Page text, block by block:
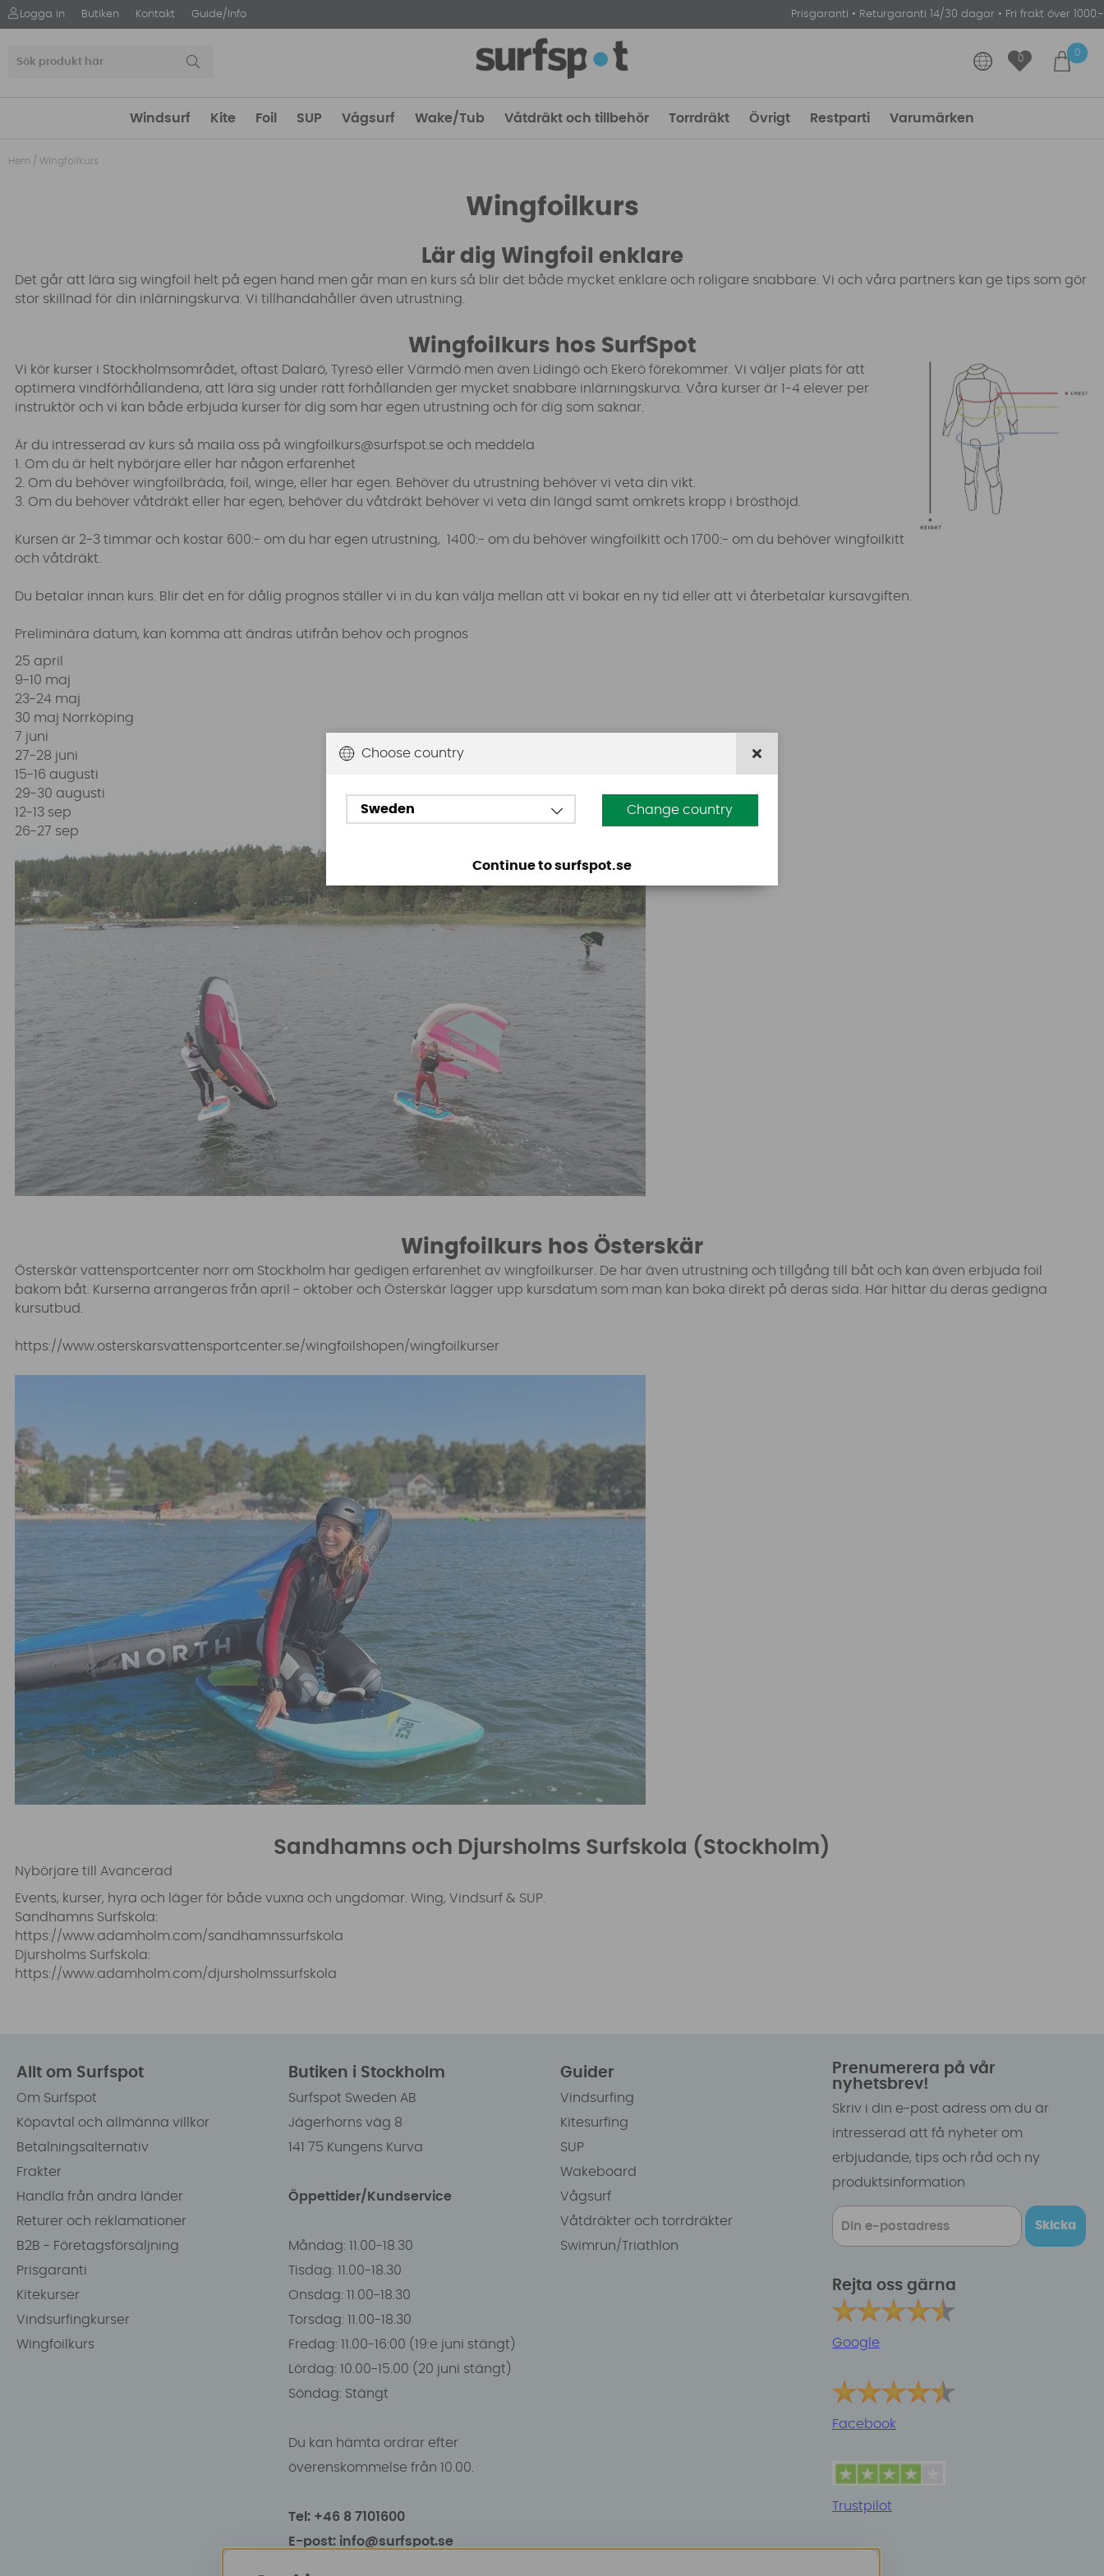
Logga in Butiken Kontakt Guide/Info Prisgaranti • Returgaranti 14/30 dagar • Fri frakt över 1000:-
0
0
Windsurf Kite Foil SUP Vågsurf Wake/Tub Våtdräkt och tillbehör Torrdräkt Övrigt Restparti Varumärken
Hem / Wingfoilkurs
Wingfoilkurs
Lär dig Wingfoil enklare
Det går att lära sig wingfoil helt på egen hand men går man en kurs så blir det både mycket enklare och roligare snabbare. Vi och våra partners kan ge tips som gör
stor skillnad för din inlärningskurva. Vi tillhandahåller även utrustning.
Wingfoilkurs hos SurfSpot
Vi kör kurser i Stockholmsområdet, oftast Dalarö, Tyresö eller Värmdö men även Lidingö och Ekerö förekommer. Vi väljer plats för att
optimera vindförhållandena, att lära sig under rätt förhållanden ger mycket snabbare inlärningskurva. Våra kurser är 1-4 elever per
instruktör och vi kan både erbjuda kurser för dig som har egen utrustning och för dig som saknar.
Är du intresserad av kurs så maila oss på wingfoilkurs@surfspot.se och meddela
1. Om du är helt nybörjare eller har någon erfarenhet
2. Om du behöver wingfoilbräda, foil, winge, eller har egen. Behöver du utrustning behöver vi veta din vikt.
3. Om du behöver våtdräkt eller har egen, behöver du våtdräkt behöver vi veta din längd samt omkrets kropp i brösthöjd.
Kursen är 2-3 timmar och kostar 600:- om du har egen utrustning, 1400:- om du behöver wingfoilkitt och 1700:- om du behöver wingfoilkitt
och våtdräkt.
Du betalar innan kurs. Blir det en för dålig prognos ställer vi in du kan välja mellan att vi bokar en ny tid eller att vi återbetalar kursavgiften.
Preliminära datum, kan komma att ändras utifrån behov och prognos
25 april
9-10 maj
23-24 maj
30 maj Norrköping
7 juni
27-28 juni
15-16 augusti
29-30 augusti
12-13 sep
26-27 sep
Wingfoilkurs hos Österskär
Österskär vattensportcenter norr om Stockholm har gedigen erfarenhet av wingfoilkurser. De har även utrustning och tillgång till båt och kan även erbjuda foil
bakom båt.
Kurserna arrangeras från april - oktober och Österskär lägger upp kursdatum som man kan boka direkt på deras sida. Här hittar du deras gedigna
kursutbud.
https://www.osterskarsvattensportcenter.se/wingfoilshopen/wingfoilkurser
Sandhamns och Djursholms Surfskola (Stockholm)
Nybörjare till Avancerad
Events, kurser, hyra och läger för både vuxna och ungdomar. Wing, Vindsurf & SUP.
Sandhamns Surfskola:
https://www.adamholm.com/sandhamnssurfskola
Djursholms Surfskola:
https://www.adamholm.com/djursholmssurfskola
Allt om Surfspot
Om Surfspot
Köpavtal och allmänna villkor
Betalningsalternativ
Frakter
Handla från andra länder
Returer och reklamationer
B2B - Företagsförsäljning
Prisgaranti
Kitekurser
Vindsurfingkurser
Wingfoilkurs
Butiken i Stockholm
Surfspot Sweden AB
Jägerhorns väg 8
141 75 Kungens Kurva
Öppettider/Kundservice
Måndag: 11.00-18.30
Tisdag: 11.00-18.30
Onsdag: 11.00-18.30
Torsdag: 11.00-18.30
Fredag: 11.00-16:00 (19:e juni stängt)
Lördag: 10.00-15.00 (20 juni stängt)
Söndag: Stängt
Du kan hämta ordrar efter
överenskommelse från 10.00.
Tel: +46 8 7101600
E-post: info@surfspot.se
Guider
Vindsurfing
Kitesurfing
SUP
Wakeboard
Vågsurf
Våtdräkter och torrdräkter
Swimrun/Triathlon
Prenumerera på vår
nyhetsbrev!
Skriv i din e-post adress om du är
intresserad att få nyheter om
erbjudande, tips och råd och ny
produktsinformation
Skicka
Rejta oss gärna
Google
Facebook
Trustpilot
Choose country
Sweden Change country
Continue to surfspot.se